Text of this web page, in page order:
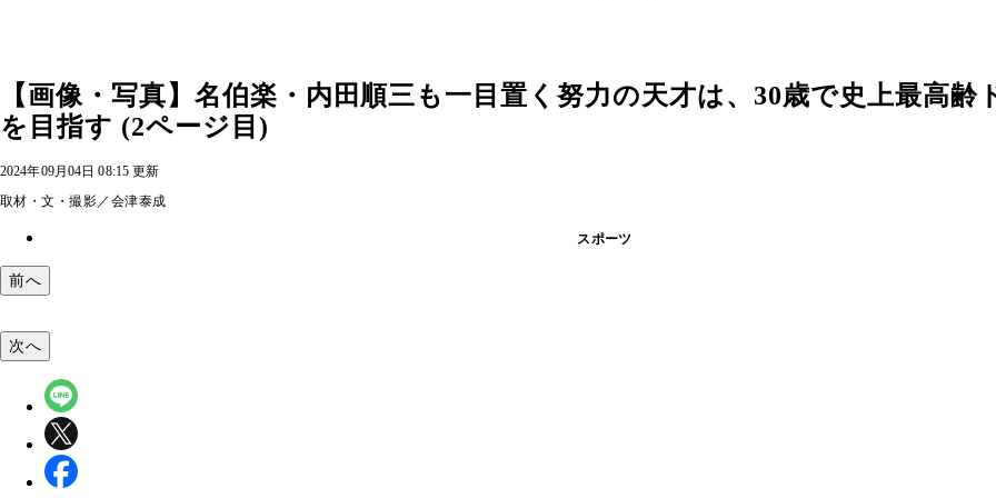
【画像・写真】名伯楽・内田順三も一目置く努力の天才は、30歳で史上最高齢
を目指す (2ページ目)
2024年09月04日 08:15 更新
取材・文・撮影／会津泰成
スポーツ
前へ
次へ